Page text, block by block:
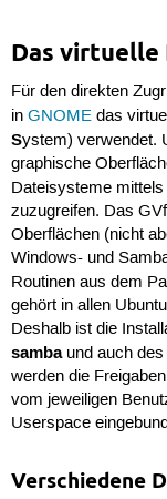
Das virtuelle
Für den direkten
in GNOMEdas
System) verwendet.
graphische
Dateisysteme
zuzugreifen. Das
Oberflächen (nicht
Windows- und
Routinen aus dem
gehört in allen
Deshalb ist die
sambaund auch des
werden die
vom jeweiligen
Userspace
Verschiedene